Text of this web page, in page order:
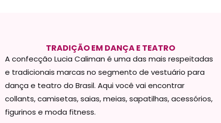
TRADIÇÃO EM DANÇA E TEATRO
A confecção Lucia Caliman é uma das mais respeitadas
e tradicionais marcas no segmento de vestuário para
dança e teatro do Brasil. Aqui você vai encontrar
collants, camisetas, saias, meias, sapatilhas, acessórios,
figurinos e moda fitness.